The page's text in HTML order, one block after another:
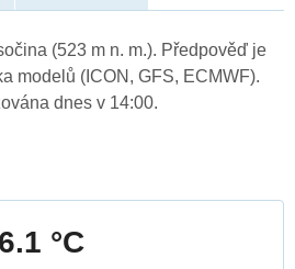
(523 m n. m.). Předpověď je
modelů (ICON, GFS, ECMWF).
dnes v 14:00.
°C